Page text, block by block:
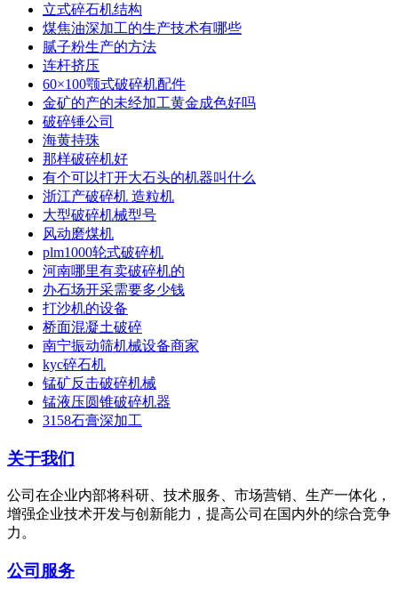
立式碎石机结构
煤焦油深加工的生产技术有哪些
腻子粉生产的方法
连杆挤压
60×100颚式破碎机配件
金矿的产的未经加工黄金成色好吗
破碎锤公司
海黄持珠
那样破碎机好
有个可以打开大石头的机器叫什么
浙江产破碎机 造粒机
大型破碎机械型号
风动磨煤机
plm1000轮式破碎机
河南哪里有卖破碎机的
办石场开采需要多少钱
打沙机的设备
桥面混凝土破碎
南宁振动筛机械设备商家
kyc碎石机
锰矿反击破碎机械
锰液压圆锥破碎机器
3158石膏深加工
关于我们
公司在企业内部将科研、技术服务、市场营销、生产一体化，
增强企业技术开发与创新能力，提高公司在国内外的综合竞争
力。
公司服务